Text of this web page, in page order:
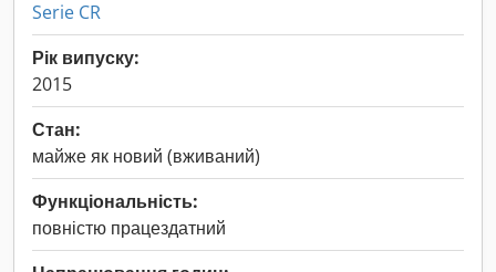
Serie CR
Рік випуску:
2015
Стан:
майже як новий (вживаний)
Функціональність:
повністю працездатний